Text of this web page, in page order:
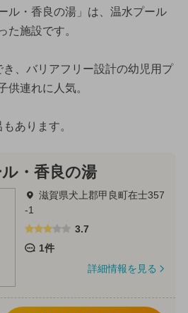
ル・香良の湯」は、温水プール
た施設です。
、バリアフリー設計の幼児用プ
供連れに人気。
あります。
・香良の湯
滋賀県犬上郡甲良町在士357
-1
3.7
1件
詳細情報を見る